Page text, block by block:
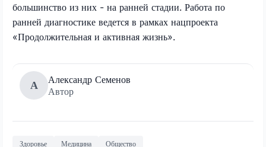
большинство из них - на ранней стадии. Работа по
ранней диагностике ведется в рамках нацпроекта
«Продолжительная и активная жизнь».
А
Александр Семенов
Автор
Здоровье Медицина Общество